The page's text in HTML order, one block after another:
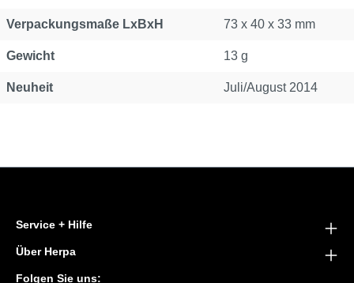
Verpackungsmaße LxBxH 73 x 40 x 33 mm
Gewicht 13 g
Neuheit Juli/August 2014
Service + Hilfe
Über Herpa
Folgen Sie uns: